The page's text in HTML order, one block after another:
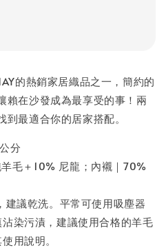
的熱銷家居織品之一，簡約的
賴在沙發成為最享受的事！兩
最適合你的居家搭配。
分
毛＋10% 尼龍；內襯｜70%
建議乾洗。平常可使用吸塵器
染污漬，建議使用合格的羊毛
用說明。